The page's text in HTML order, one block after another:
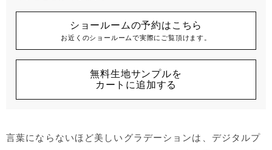
ショールームの予約はこちら
お近くのショールームで実際にご覧頂けます。
無料生地サンプルを
カートに追加する
言葉にならないほど美しいグラデーションは、デジタルプ